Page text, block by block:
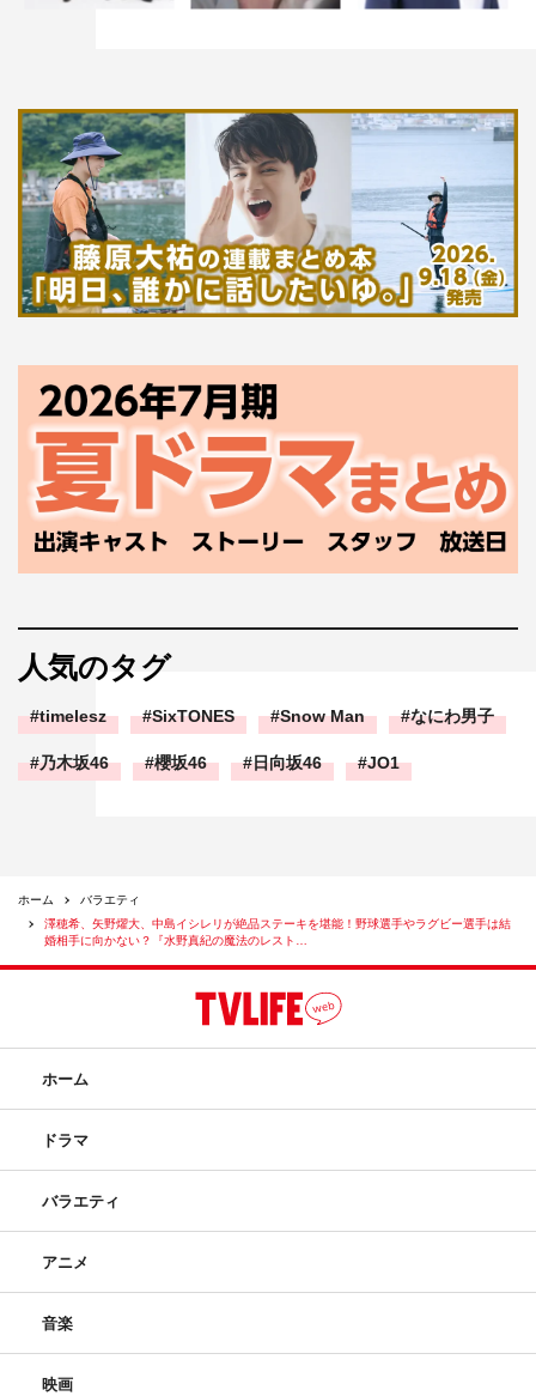
人気のタグ
timelesz SixTONES Snow Man なにわ男子
乃木坂46 櫻坂46 日向坂46 JO1
ホーム
バラエティ
澤穂希、矢野燿大、中島イシレリが絶品ステーキを堪能！野球選手やラグビー選手は結
婚相手に向かない？『水野真紀の魔法のレスト…
ホーム
ドラマ
バラエティ
アニメ
音楽
映画